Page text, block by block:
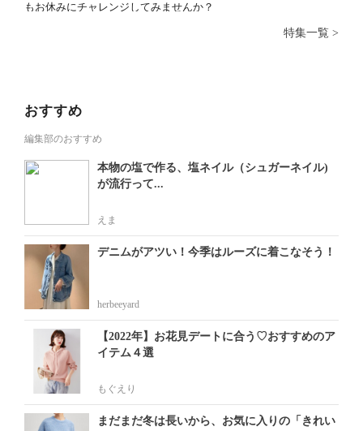
もお休みにチャレンジしてみませんか？
特集一覧 >
おすすめ
編集部のおすすめ
本物の塩で作る、塩ネイル（シュガーネイル)
が流行って...
えま
デニムがアツい！今季はルーズに着こなそう！
herbeeyard
【2022年】お花見デートに合う♡おすすめのア
イテム４選
もぐえり
まだまだ冬は長いから、お気に入りの「きれい